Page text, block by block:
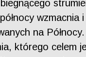
na
którego celem